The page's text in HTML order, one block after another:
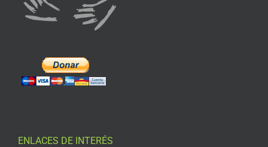
ENLACES DE INTERÉS